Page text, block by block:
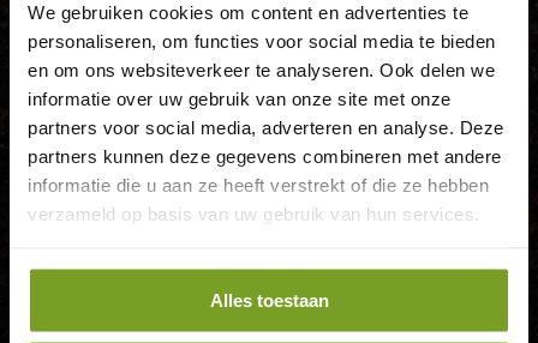
We gebruiken cookies om content en advertenties te
personaliseren, om functies voor social media te bieden
en om ons websiteverkeer te analyseren. Ook delen we
informatie over uw gebruik van onze site met onze
partners voor social media, adverteren en analyse. Deze
partners kunnen deze gegevens combineren met andere
informatie die u aan ze heeft verstrekt of die ze hebben
verzameld op basis van uw gebruik van hun services.
Alles toestaan
Een totaalplan voor uw
tuin
Damink tuin & landschap ontwerpt, legt aan
en onderhoudt. Laat ons weten waar we u
mee kunnen helpen. Neem contact met ons
op of vraag direct een vrijblijvende offerte
aan.